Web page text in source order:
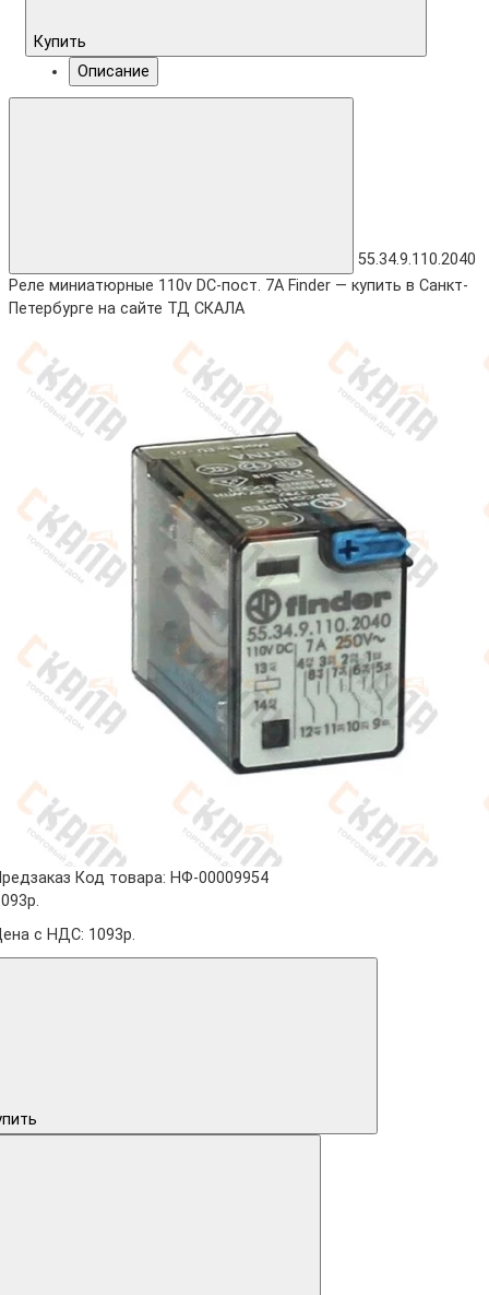
Купить
Описание
55.34.9.110.2040
Реле миниатюрные 110v DC-пост. 7А Finder — купить в Санкт-
Петербурге на сайте ТД СКАЛА
Код товара: НФ-00009954
с НДС: 1093р.